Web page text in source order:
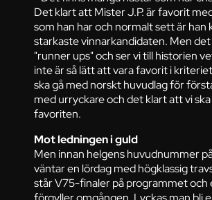
Det klart att Mister J.P. är favorit
som han har och normalt sett är han
starkaste vinnarkandidaten. Men
"runner ups" och ser vi till historien
inte är så lätt att vara favorit i
ska gå med norskt huvudlag för
med urryckare och det klart att vi
favoriten.
Mot ledningen i guld
Men innan helgens huvudnummer
väntar en lördag med högklassig
står V75-finaler på programmet och